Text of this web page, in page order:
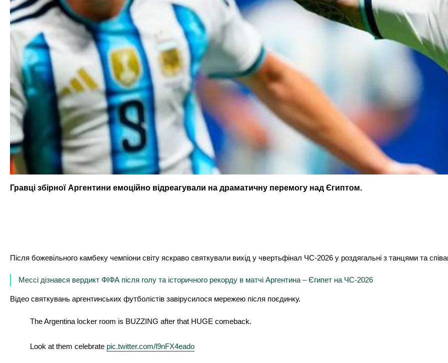
Гравці збірної Аргентини емоційно відреагували на драматичну перемогу над Єгиптом.
Після божевільного камбеку чемпіони світу яскраво святкували вихід у чвертьфінал ЧС-2026 у роздягальні з танцями та
Мессі дізнався вердикт ФІФА після голу та історичного рекорду в матчі Аргентина – Єгипет на ЧС-2026
Відео святкувань аргентинських футболістів завірусилося мережею після поєдинку.
The Argentina locker room is BUZZING after that HUGE comeback.
Look at them celebrate pic.twitter.com/l9nFX4eado